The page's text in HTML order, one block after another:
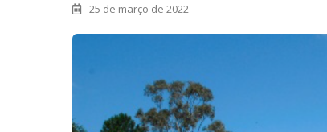
25 de março de 2022